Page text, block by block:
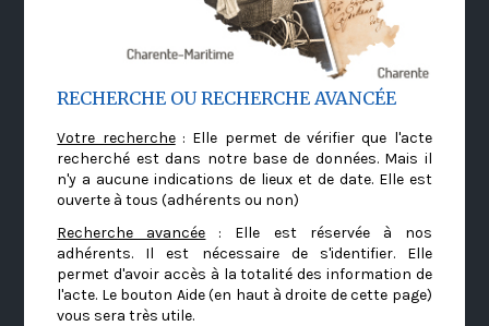
RECHERCHE OU RECHERCHE AVANCÉE
Votre recherche: Elle permet de vérifier que l'acte
recherché est dans notre base de données. Mais il
n'y a aucune indications de lieux et de date. Elle est
ouverte à tous (adhérents ou non)
Recherche avancée : Elle est réservée à nos
adhérents. Il est nécessaire de s'identifier. Elle
permet d'avoir accès à la totalité des information de
l'acte. Le bouton Aide (en haut à droite de cette page)
vous sera très utile.